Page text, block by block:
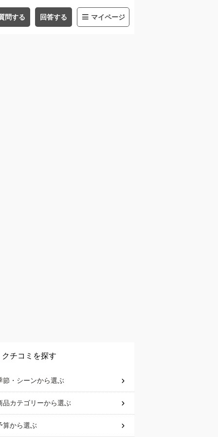
問する 回答する マイページ
クチコミを探す
節・シーンから選ぶ
品カテゴリーから選ぶ
算から選ぶ